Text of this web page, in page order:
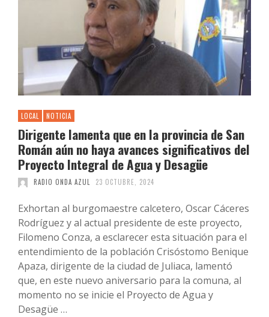
LOCAL NOTICIA
Dirigente lamenta que en la provincia de San
Román aún no haya avances significativos del
Proyecto Integral de Agua y Desagüe
RADIO ONDA AZUL 23 OCTUBRE, 2024
Exhortan al burgomaestre calcetero, Oscar Cáceres
Rodríguez y al actual presidente de este proyecto,
Filomeno Conza, a esclarecer esta situación para el
entendimiento de la población Crisóstomo Benique
Apaza, dirigente de la ciudad de Juliaca, lamentó
que, en este nuevo aniversario para la comuna, al
momento no se inicie el Proyecto de Agua y
Desagüe …